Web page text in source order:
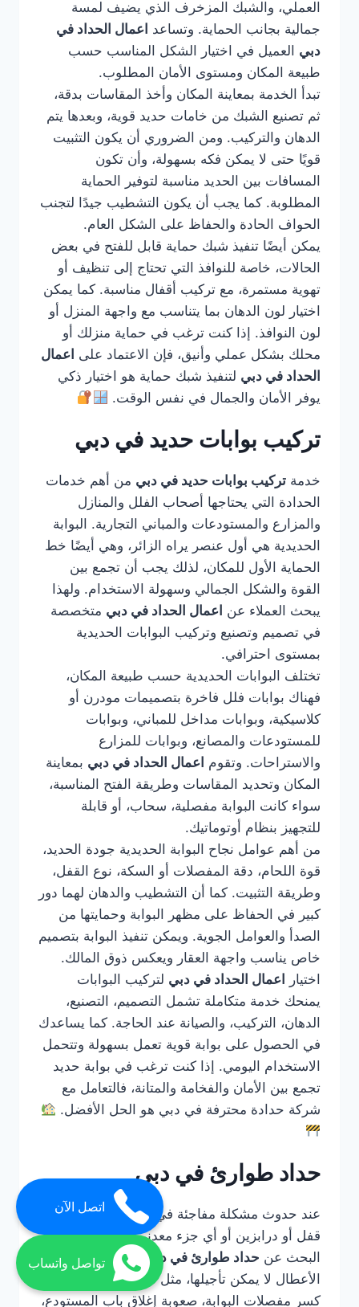
العملي، والشبك المزخرف الذي يضيف لمسة
جمالية بجانب الحماية. وتساعد اعمال الحداد في
دبي العميل في اختيار الشكل المناسب حسب
طبيعة المكان ومستوى الأمان المطلوب.
تبدأ الخدمة بمعاينة المكان وأخذ المقاسات بدقة،
ثم تصنيع الشبك من خامات حديد قوية، وبعدها يتم
الدهان والتركيب. ومن الضروري أن يكون التثبيت
قويًا حتى لا يمكن فكه بسهولة، وأن تكون
المسافات بين الحديد مناسبة لتوفير الحماية
المطلوبة. كما يجب أن يكون التشطيب جيدًا لتجنب
الحواف الحادة والحفاظ على الشكل العام.
يمكن أيضًا تنفيذ شبك حماية قابل للفتح في بعض
الحالات، خاصة للنوافذ التي تحتاج إلى تنظيف أو
تهوية مستمرة، مع تركيب أقفال مناسبة. كما يمكن
اختيار لون الدهان بما يتناسب مع واجهة المنزل أو
لون النوافذ. إذا كنت ترغب في حماية منزلك أو
محلك بشكل عملي وأنيق، فإن الاعتماد على اعمال
الحداد في دبي لتنفيذ شبك حماية هو اختيار ذكي
يوفر الأمان والجمال في نفس الوقت.
تركيب بوابات حديد في دبي
خدمة تركيب بوابات حديد في دبي من أهم خدمات
الحدادة التي يحتاجها أصحاب الفلل والمنازل
والمزارع والمستودعات والمباني التجارية. البوابة
الحديدية هي أول عنصر يراه الزائر، وهي أيضًا خط
الحماية الأول للمكان، لذلك يجب أن تجمع بين
القوة والشكل الجمالي وسهولة الاستخدام. ولهذا
يبحث العملاء عن اعمال الحداد في دبي متخصصة
في تصميم وتصنيع وتركيب البوابات الحديدية
بمستوى احترافي.
تختلف البوابات الحديدية حسب طبيعة المكان،
فهناك بوابات فلل فاخرة بتصميمات مودرن أو
كلاسيكية، وبوابات مداخل للمباني، وبوابات
للمستودعات والمصانع، وبوابات للمزارع
والاستراحات. وتقوم اعمال الحداد في دبي بمعاينة
المكان وتحديد المقاسات وطريقة الفتح المناسبة،
سواء كانت البوابة مفصلية، سحاب، أو قابلة
للتجهيز بنظام أوتوماتيك.
من أهم عوامل نجاح البوابة الحديدية جودة الحديد،
قوة اللحام، دقة المفصلات أو السكة، نوع القفل،
وطريقة التثبيت. كما أن التشطيب والدهان لهما دور
كبير في الحفاظ على مظهر البوابة وحمايتها من
الصدأ والعوامل الجوية. ويمكن تنفيذ البوابة بتصميم
خاص يناسب واجهة العقار ويعكس ذوق المالك.
اختيار
اعمال الحداد في دبي لتركيب البوابات
يمنحك خدمة متكاملة تشمل التصميم، التصنيع،
الدهان، التركيب، والصيانة عند الحاجة. كما يساعدك
في الحصول على بوابة قوية تعمل بسهولة وتتحمل
الاستخدام اليومي. إذا كنت ترغب في بوابة حديد
تجمع بين الأمان والفخامة والمتانة، فالتعامل مع
شركة حدادة محترفة في دبي هو الحل الأفضل.
حداد طوارئ في دبي
عند حدوث مشكلة مفاجئة في باب حديد أو بوابة أو
قفل أو درابزين أو أي جزء معدني مهم، يصبح
البحث عن حداد طوارئ في دبي أمرًا ضروريًا. بعض
الأعطال لا يمكن تأجيلها، مثل تعطل باب المحل،
كسر مفصلات البوابة، صعوبة إغلاق باب المستودع،
اتصل الآن
تواصل واتساب